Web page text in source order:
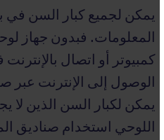
يمكن لجميع كبار السن في
المعلومات. فبدون جهاز
كمبيوتر أو اتصال
الوصول إلى الإنترنت عبر
يمكن لكبار السن الذين لا
اللوحي استخدام صناديق